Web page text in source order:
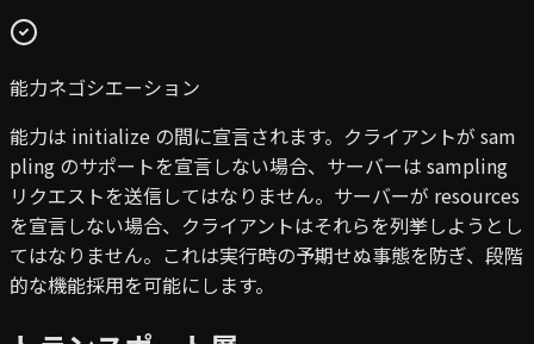
能力ネゴシエーション
能力は initialize の間に宣言されます。クライアントが sam
pling のサポートを宣言しない場合、サーバーは sampling
リクエストを送信してはなりません。サーバーが resources
を宣言しない場合、クライアントはそれらを列挙しようとし
てはなりません。これは実行時の予期せぬ事態を防ぎ、段階
的な機能採用を可能にします。